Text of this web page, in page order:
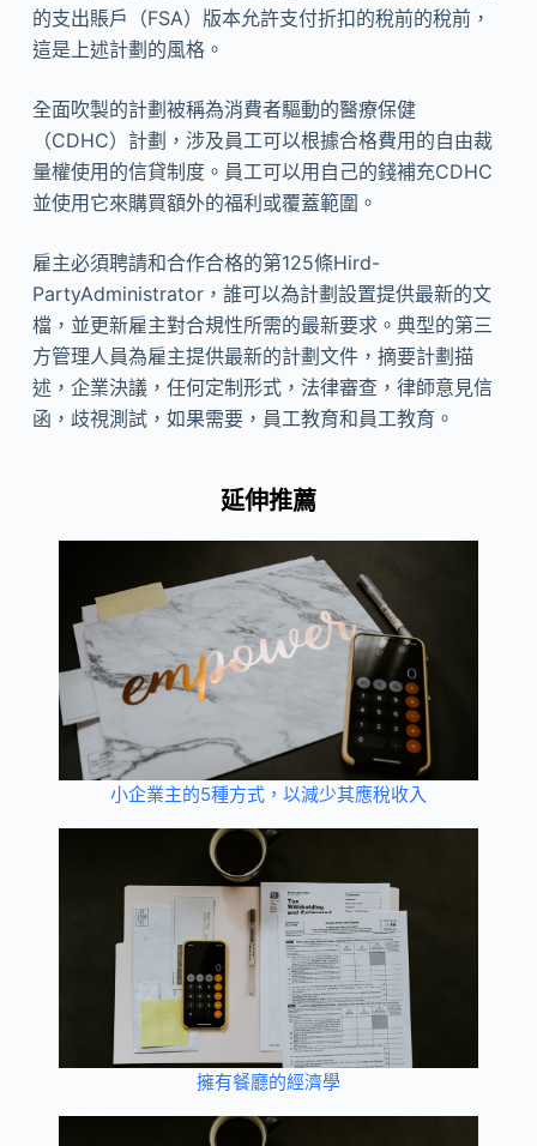
的支出賬戶（FSA）版本允許支付折扣的稅前的稅前，
這是上述計劃的風格。
全面吹製的計劃被稱為消費者驅動的醫療保健
（CDHC）計劃，涉及員工可以根據合格費用的自由裁
量權使用的信貸制度。員工可以用自己的錢補充CDHC
並使用它來購買額外的福利或覆蓋範圍。
雇主必須聘請和合作合格的第125條Hird-
PartyAdministrator，誰可以為計劃設置提供最新的文
檔，並更新雇主對合規性所需的最新要求。典型的第三
方管理人員為雇主提供最新的計劃文件，摘要計劃描
述，企業決議，任何定制形式，法律審查，律師意見信
函，歧視測試，如果需要，員工教育和員工教育。
延伸推薦
小企業主的5種方式，以減少其應稅收入
擁有餐廳的經濟學